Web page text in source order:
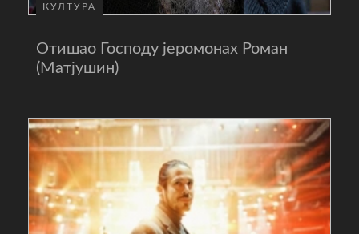
КУЛТУРА
Отишао Господу јеромонах Роман
(Матјушин)